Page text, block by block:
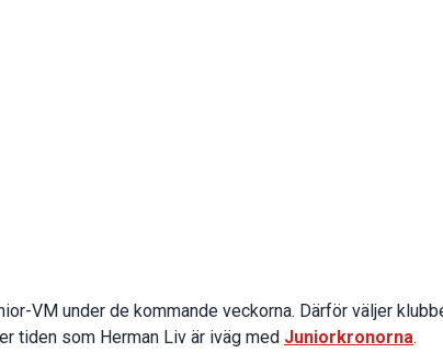
VM under de kommande veckorna. Därför väljer
tiden som Herman Liv är iväg med Juniorkronorna.